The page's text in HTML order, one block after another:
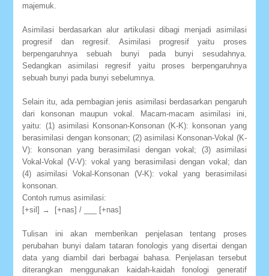
majemuk.
Asimilasi berdasarkan alur artikulasi dibagi menjadi asimilasi
progresif dan regresif. Asimilasi progresif yaitu proses
berpengaruhnya sebuah bunyi pada bunyi sesudahnya.
Sedangkan asimilasi regresif yaitu proses berpengaruhnya
sebuah bunyi pada bunyi sebelumnya.
Selain itu, ada pembagian jenis asimilasi berdasarkan pengaruh
dari konsonan maupun vokal. Macam-macam asimilasi ini,
yaitu: (1) asimilasi Konsonan-Konsonan (K-K): konsonan yang
berasimilasi dengan konsonan; (2) asimilasi Konsonan-Vokal (K-
V): konsonan yang berasimilasi dengan vokal; (3) asimilasi
Vokal-Vokal (V-V): vokal yang berasimilasi dengan vokal; dan
(4) asimilasi Vokal-Konsonan (V-K): vokal yang berasimilasi
konsonan.
Contoh rumus asimilasi:
[+sil] → [+nas] / ___ [+nas]
Tulisan ini akan memberikan penjelasan tentang proses
perubahan bunyi dalam tataran fonologis yang disertai dengan
data yang diambil dari berbagai bahasa. Penjelasan tersebut
diterangkan menggunakan kaidah-kaidah fonologi generatif